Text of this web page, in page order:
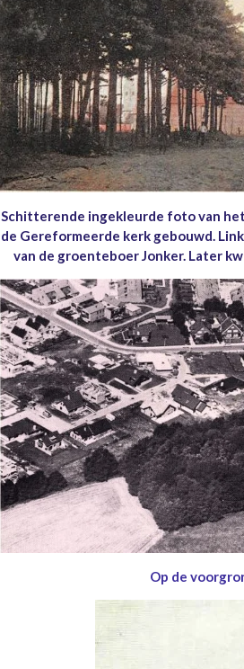
Schitterende ingekleurde foto van
de Gereformeerde kerk gebouwd.
van de groenteboer Jonker. Later
Op de